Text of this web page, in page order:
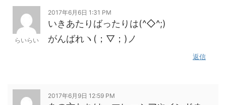
らいらい
2017年6月6日 1:31 PM
いきあたりばったりは(^◇^;)
がんばれヽ(；▽；)ノ
返信
2017年6月9日 12:59 PM